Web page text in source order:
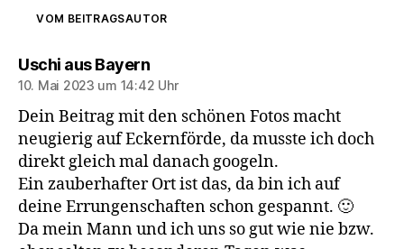
VOM BEITRAGSAUTOR
Uschi aus Bayernsagt:
10. Mai 2023 um 14:42 Uhr
Dein Beitrag mit den schönen Fotos macht
neugierig auf Eckernförde, da musste ich doch
direkt gleich mal danach googeln.
Ein zauberhafter Ort ist das, da bin ich auf
deine Errungenschaften schon gespannt. 🙂
Da mein Mann und ich uns so gut wie nie bzw.